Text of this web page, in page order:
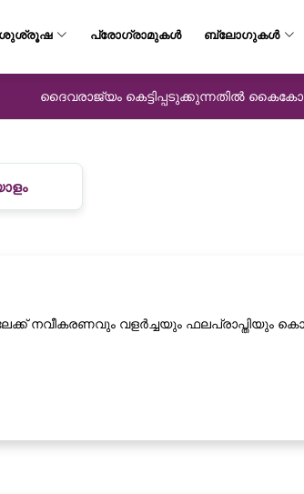
പ്രോഗ്രാമുകൾ ബ്ലോഗുകൾ
ദൈവരാജ്യം കെട്ടിപ്പടുക്കുന്നതിൽ
നവീകരണവും വളർച്ചയും ഫലപ്രാപ്തിയും